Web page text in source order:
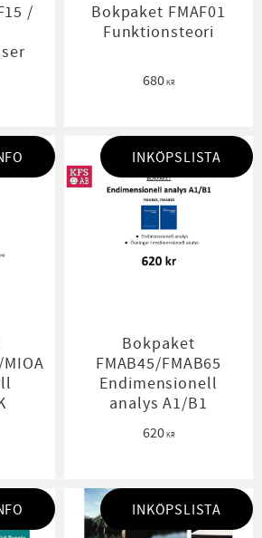
/
Bokpaket FMAF01
Funktionsteori
680KR
Bokpaket
FMAB45/FMAB65
Endimensionell
analys A1/B1
620KR
INKÖPSLISTA
INKÖPSLISTA